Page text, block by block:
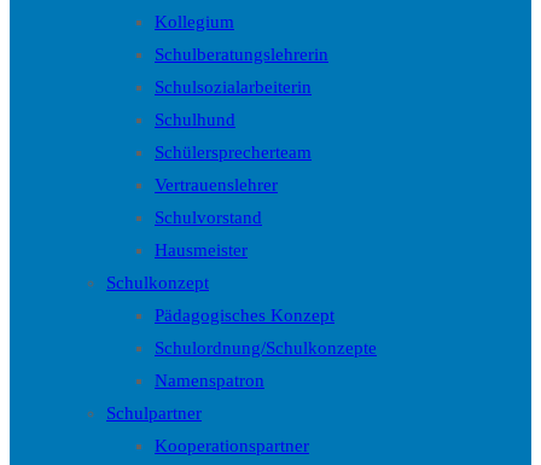
Kollegium
Schulberatungslehrerin
Schulsozialarbeiterin
Schulhund
Schülersprecherteam
Vertrauenslehrer
Schulvorstand
Hausmeister
Schulkonzept
Pädagogisches Konzept
Schulordnung/Schulkonzepte
Namenspatron
Schulpartner
Kooperationspartner